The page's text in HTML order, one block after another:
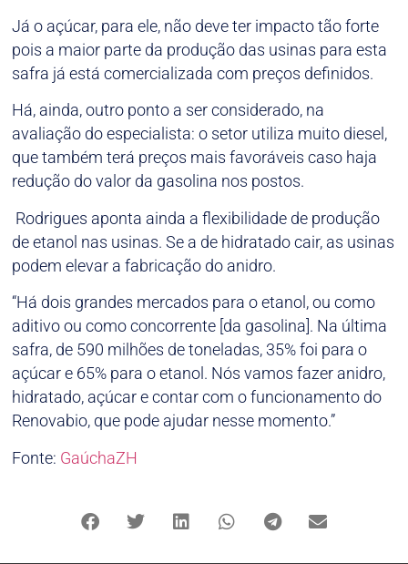
Já o açúcar, para ele, não deve ter impacto tão forte
pois a maior parte da produção das usinas para esta
safra já está comercializada com preços definidos.
Há, ainda, outro ponto a ser considerado, na
avaliação do especialista: o setor utiliza muito diesel,
que também terá preços mais favoráveis caso haja
redução do valor da gasolina nos postos.
Rodrigues aponta ainda a flexibilidade de produção
de etanol nas usinas. Se a de hidratado cair, as usinas
podem elevar a fabricação do anidro.
“Há dois grandes mercados para o etanol, ou como
aditivo ou como concorrente [da gasolina]. Na última
safra, de 590 milhões de toneladas, 35% foi para o
açúcar e 65% para o etanol. Nós vamos fazer anidro,
hidratado, açúcar e contar com o funcionamento do
Renovabio, que pode ajudar nesse momento.”
Fonte: GaúchaZH